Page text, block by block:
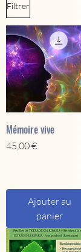
Filtrer
Mémoire vive
Prix
45,00 €
Ajouter au
panier